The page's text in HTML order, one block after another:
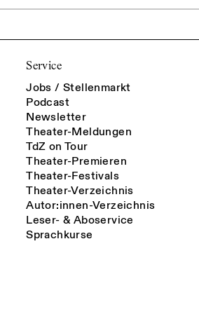
Service
Jobs / Stellenmarkt
Podcast
Newsletter
Theater-Meldungen
TdZ on Tour
Theater-Premieren
Theater-Festivals
Theater-Verzeichnis
Autor:innen-Verzeichnis
Leser- & Aboservice
Sprachkurse